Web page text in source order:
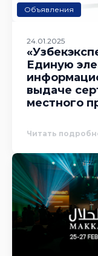
Объявления
24.01.2025
Единую
выдаче
местного
Читать